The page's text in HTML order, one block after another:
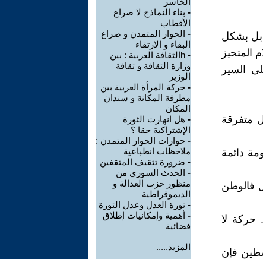
بشكل
المتحيز
السير
متفرقة
دائمة
فالوطن
حركة لا
فإن
- بناء النماذج لا صراع
الأقطاب
- الحوار المتمدن و صراع
البقاء و الإرتقاء
-
hالثقافة العربية : بين
وزارة الثقافة و ثقافة
الوزير
- حركة المرأة العربية بين
مطرقة المكانة و سندان
المكان
- هل انهارت الثورة
الإشتراكية حقا ؟
- حوارات الحوار المتمدن :
ملاحظات انطباعية
- ضرورة تثقيف المثقفين
- الحدث السوري من
منظور حزب العدالة و
الديموقراطية
- ثورة العدل وعدل الثورة
- أهمية وإمكانيات إطلاق
فضائية
المزيد.....